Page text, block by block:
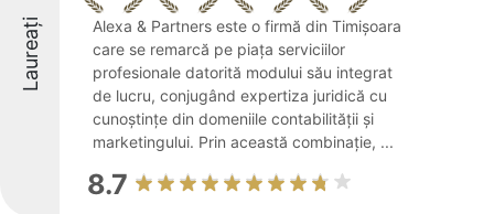
Laureați
Alexa & Partners este o firmă din Timișoara
care se remarcă pe piața serviciilor
profesionale datorită modului său integrat
de lucru, conjugând expertiza juridică cu
cunoștințe din domeniile contabilității și
marketingului. Prin această combinație, ...
8.7